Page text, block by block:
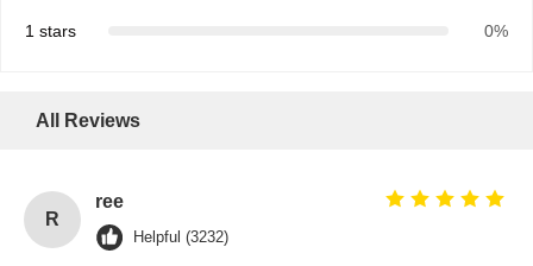
1 stars 0%
All Reviews
R
ree
Helpful (3232)